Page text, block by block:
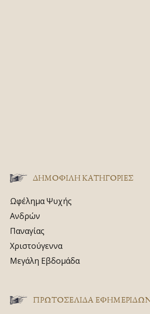
ΔΗΜΟΦΙΛΗ ΚΑΤΗΓΟΡΙΕΣ
Ωφέλημα Ψυχής
Ανδρών
Παναγίας
Χριστούγεννα
Μεγάλη Εβδομάδα
ΠΡΩΤΟΣΈΛΙΔΑ